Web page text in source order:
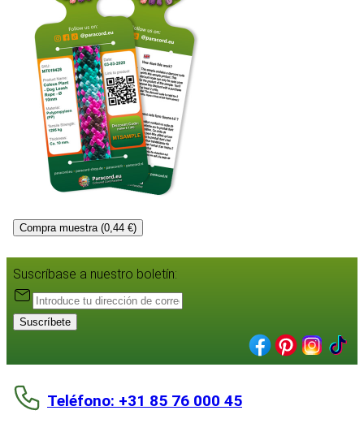
Compra muestra (0,44 €)
Suscríbase a nuestro boletín:
Suscríbete
Teléfono: +31 85 76 000 45